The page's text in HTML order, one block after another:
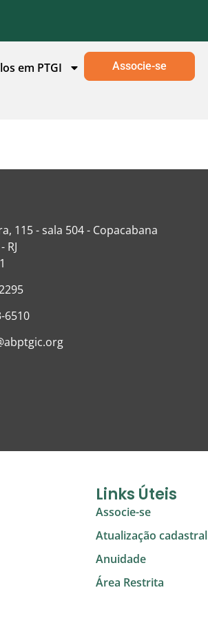
em PTGI Associe-se
115 - sala 504 - Copacabana
RJ
6510
Links Úteis
Associe-se
Atualização cadastral
Anuidade
Área Restrita